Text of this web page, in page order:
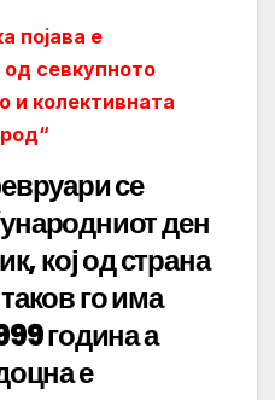
појава е
севкупното
и колективната
се
ден
кој од страна
го има
година а
е